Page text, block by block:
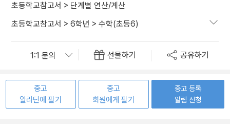
초등학교참고서 > 단계별 연산/계산
초등학교참고서 > 6학년 > 수학(초등6)
선물하기 공유하기
중고
알라딘에 팔기
중고
회원에게 팔기
중고 등록
알림 신청